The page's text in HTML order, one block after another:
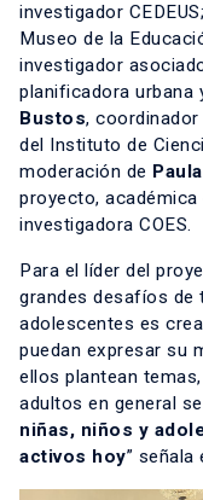
investigador CEDEUS;
Museo de la
investigador
planificadora urbana
Bustos,
del Instituto de
moderación de
proyecto, académica
investigadora COES.
Para el líder del
grandes desafíos de
adolescentes es
puedan expresar su
ellos plantean
adultos en general
niñas, niños y
activos hoy” señala